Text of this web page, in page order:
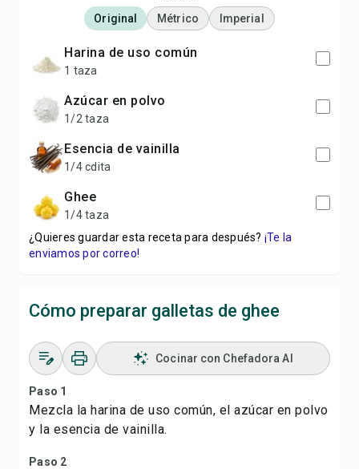
Original Métrico Imperial
harina de uso común
1 taza
azúcar en polvo
1/2 taza
esencia de vainilla
1/4 cdita
ghee
1/4 taza
¿Quieres guardar esta receta para después? ¡Te la
enviamos por correo!
Cómo preparar galletas de ghee
Cocinar con Chefadora AI
Paso 1
Mezcla la harina de uso común, el azúcar en polvo
y la esencia de vainilla.
Paso 2